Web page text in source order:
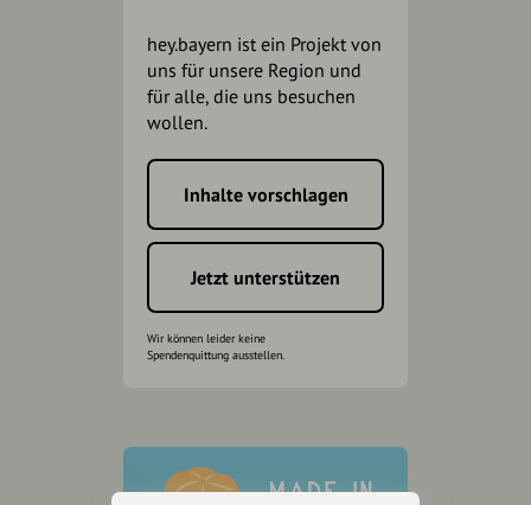
hey.bayern ist ein Projekt von
uns für unsere Region und
für alle, die uns besuchen
wollen.
Inhalte vorschlagen
Jetzt unterstützen
Wir können leider keine
Spendenquittung ausstellen.